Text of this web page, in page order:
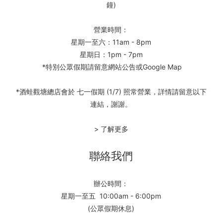
鐘)
營業時間：
星期一至六：11am - 8pm
星期日：1pm - 7pm
*特別公眾假期請留意網站公告或Google Map
*酒蛙觀塘總店會於 七一假期 (1/7) 照常營業，詳情請留意以下
連結，謝謝。
> 了解更多
聯絡我們
辦公時間：
星期一至五 10:00am - 6:00pm
(公眾假期休息)